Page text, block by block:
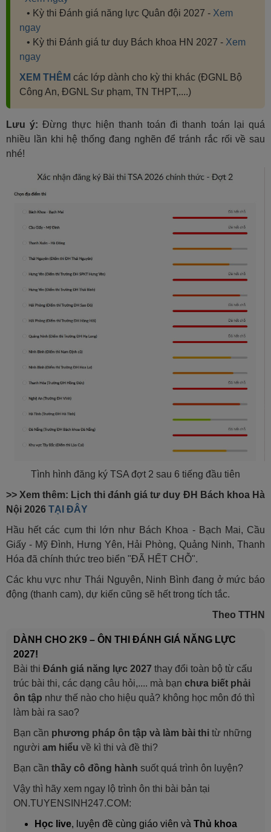
• Kỳ thi Đánh giá năng lực Quân đội 2027 - Xem
ngay
• Kỳ thi Đánh giá tư duy Bách khoa HN 2027 - Xem
ngay
XEM THÊM các lớp dành cho kỳ thi khác (ĐGNL Bộ
Công An, ĐGNL Sư phạm, TN THPT,....)
Lưu ý: Đừng thực hiện thanh toán đi thanh toán lại quá
nhiều lần khi hệ thống đang nghẽn để tránh rắc rối về sau
nhé!
Tình hình đăng ký TSA đợt 2 sau 6 tiếng đầu tiên
>> Xem thêm: Lịch thi đánh giá tư duy ĐH Bách khoa Hà
Nội 2026 TẠI ĐÂY
Hầu hết các cụm thi lớn như Bách Khoa - Bạch Mai, Cầu
Giấy - Mỹ Đình, Hưng Yên, Hải Phòng, Quảng Ninh, Thanh
Hóa đã chính thức treo biển "ĐÃ HẾT CHỖ".
Các khu vực như Thái Nguyên, Ninh Bình đang ở mức báo
động (thanh cam), dự kiến cũng sẽ hết trong tích tắc.
Theo TTHN
DÀNH CHO 2K9 – ÔN THI ĐÁNH GIÁ NĂNG LỰC
2027!
Bài thi Đánh giá năng lực 2027 thay đổi toàn bộ từ cấu
trúc bài thi, các dạng câu hỏi,.... mà bạn chưa biết phải
ôn tập như thế nào cho hiệu quả? không học môn đó thì
làm bài ra sao?
Bạn cần phương pháp ôn tập và làm bài thi từ những
người am hiểu về kì thi và đề thi?
Bạn cần thầy cô đồng hành suốt quá trình ôn luyện?
Vậy thì hãy xem ngay lộ trình ôn thi bài bản tại
ON.TUYENSINH247.COM:
Học live, luyện đề cùng giáo viên và Thủ khoa